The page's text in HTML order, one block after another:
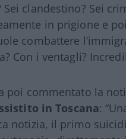
clandestino? Sei
in prigione e
combattere
Con i ventagli?
poi commentato la
in Toscana:
notizia, il primo